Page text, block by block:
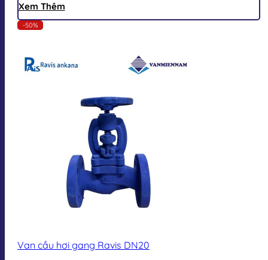
Xem Thêm
-50%
Van cầu hơi gang Ravis DN20